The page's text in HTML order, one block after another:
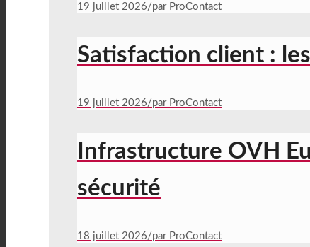
19 juillet 2026/par ProContact
Satisfaction client :
19 juillet 2026/par ProContact
Infrastructure OVH
sécurité
18 juillet 2026/par ProContact